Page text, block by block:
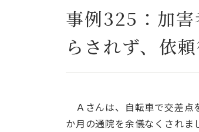
事例325：加
らされず、依
Ａさんは、自転車で交差点
か月の通院を余儀なくされ